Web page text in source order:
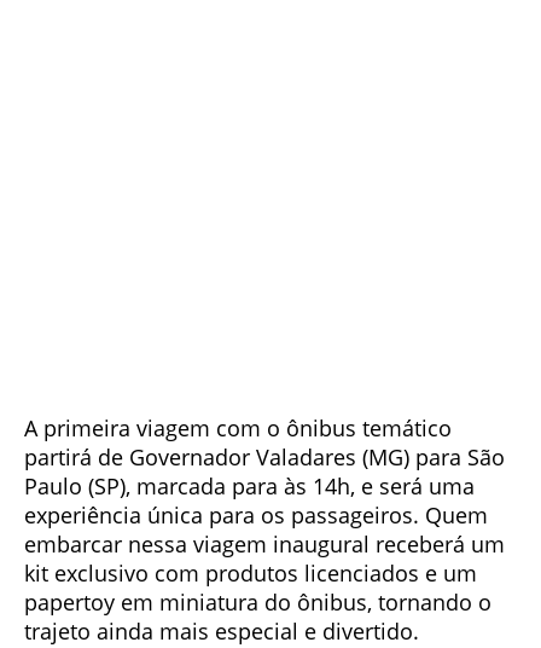
A primeira viagem com o ônibus temático
partirá de Governador Valadares (MG) para São
Paulo (SP), marcada para às 14h, e será uma
experiência única para os passageiros. Quem
embarcar nessa viagem inaugural receberá um
kit exclusivo com produtos licenciados e um
papertoy em miniatura do ônibus, tornando o
trajeto ainda mais especial e divertido.